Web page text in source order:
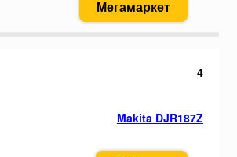
Мегамаркет
4
Makita DJR187Z